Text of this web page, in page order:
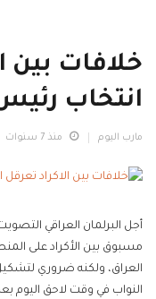
خلافات بين
انتخاب
مارب اليوم منذ 7 سنوات
أجل البرلمان العراقي
مسبوق بين الأكراد على
العراق، ولكنه ضروري
النواب في وقت لاحق اليوم